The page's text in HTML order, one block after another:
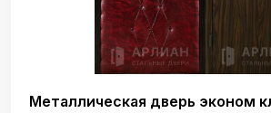
Металлическая дверь эконом